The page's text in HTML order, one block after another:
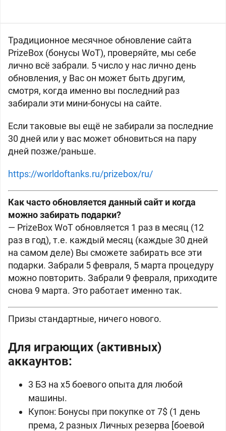
Традиционное месячное обновление сайта
PrizeBox (бонусы WoT), проверяйте, мы себе
лично всё забрали. 5 число у нас лично день
обновления, у Вас он может быть другим,
смотря, когда именно вы последний раз
забирали эти мини-бонусы на сайте.
Если таковые вы ещё не забирали за последние
30 дней или у вас может обновиться на пару
дней позже/раньше.
https://worldoftanks.ru/prizebox/ru/
Как часто обновляется данный сайт и когда
можно забирать подарки?
— PrizeBox WoT обновляется 1 раз в месяц (12
раз в год), т.е. каждый месяц (каждые 30 дней
на самом деле) Вы сможете забирать все эти
подарки. Забрали 5 февраля, 5 марта процедуру
можно повторить. Забрали 9 февраля, приходите
снова 9 марта. Это работает именно так.
Призы стандартные, ничего нового.
Для играющих (активных)
аккаунтов:
3 БЗ на x5 боевого опыта для любой
машины.
Купон: Бонусы при покупке от 7$ (1 день
према, 2 разных Личных резерва [боевой